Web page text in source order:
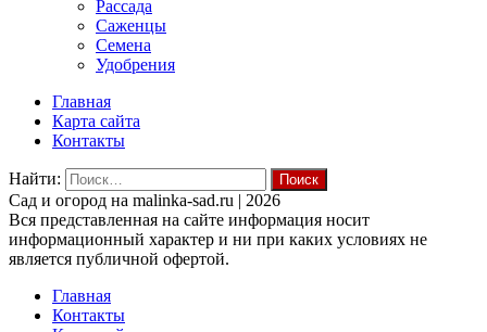
Рассада
Саженцы
Семена
Удобрения
Главная
Карта сайта
Контакты
Найти:
Cад и огород на malinka-sad.ru | 2026
Вся представленная на сайте информация носит
информационный характер и ни при каких условиях не
является публичной офертой.
Главная
Контакты